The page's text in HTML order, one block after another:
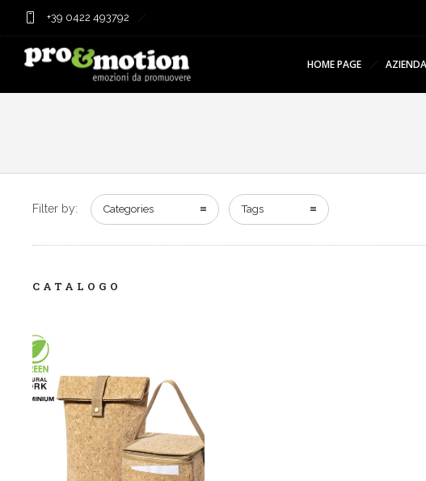
+39 0422 493792
HOME PAGE AZIENDA
Filter by: Categories Tags
CATALOGO